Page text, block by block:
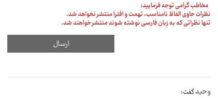
مخاطب گرامی توجه فرمایید:
نظرات حاوی الفاظ نامناسب، تهمت و افترا منتشر نخواهد شد.
تنها نظراتی که به زبان فارسی نوشته شوند منتشر خواهند شد.
وحیدگفت: